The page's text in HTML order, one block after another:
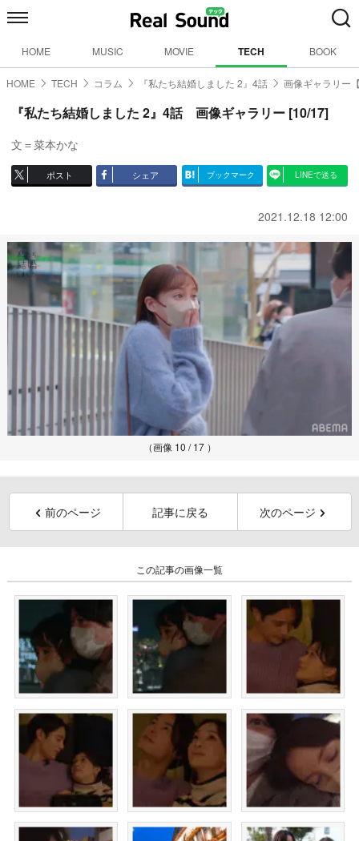
HOME MUSIC MOVIE TECH BOOK
HOME TECH コラム 『私たち結婚しました 2』4話 画像ギャラリー
『私たち結婚しました 2』4話 画像ギャラリー [10/17]
文＝菜本かな
ポスト シェア ブックマーク LINEで送る
2021.12.18 12:00
（画像 10 / 17 ）
前のページ 記事に戻る 次のページ
この記事の画像一覧